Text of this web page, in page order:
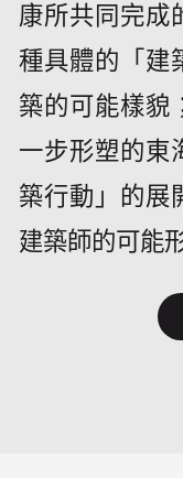
康所共同完成
種具體的「建
築的可能樣貌
一步形塑的東
築行動」的展
建築師的可能